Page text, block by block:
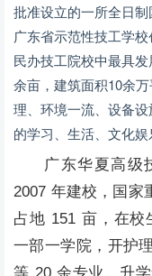
批准设立的一所全日
广东省示范性技工学
民办技工院校中最具
余亩，建筑面积10余
理、环境一流、设备
的学习、生活、文化娱
广东华夏高级
2007 年建校，国家
占地 151 亩，在校
一部一学院，开护